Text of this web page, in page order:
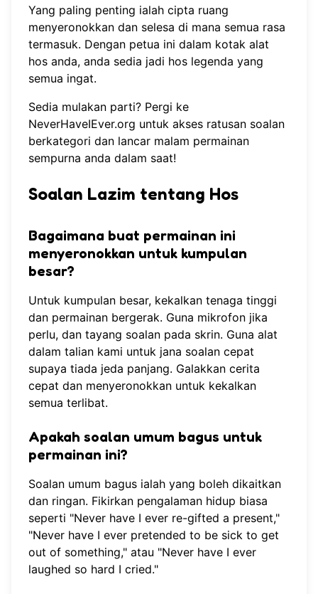
Yang paling penting ialah cipta ruang
menyeronokkan dan selesa di mana semua rasa
termasuk. Dengan petua ini dalam kotak alat
hos anda, anda sedia jadi hos legenda yang
semua ingat.
Sedia mulakan parti? Pergi ke
NeverHaveIEver.org untuk akses ratusan soalan
berkategori dan lancar malam permainan
sempurna anda dalam saat!
Soalan Lazim tentang Hos
Bagaimana buat permainan ini
menyeronokkan untuk kumpulan
besar?
Untuk kumpulan besar, kekalkan tenaga tinggi
dan permainan bergerak. Guna mikrofon jika
perlu, dan tayang soalan pada skrin. Guna alat
dalam talian kami untuk jana soalan cepat
supaya tiada jeda panjang. Galakkan cerita
cepat dan menyeronokkan untuk kekalkan
semua terlibat.
Apakah soalan umum bagus untuk
permainan ini?
Soalan umum bagus ialah yang boleh dikaitkan
dan ringan. Fikirkan pengalaman hidup biasa
seperti "Never have I ever re-gifted a present,"
"Never have I ever pretended to be sick to get
out of something," atau "Never have I ever
laughed so hard I cried."